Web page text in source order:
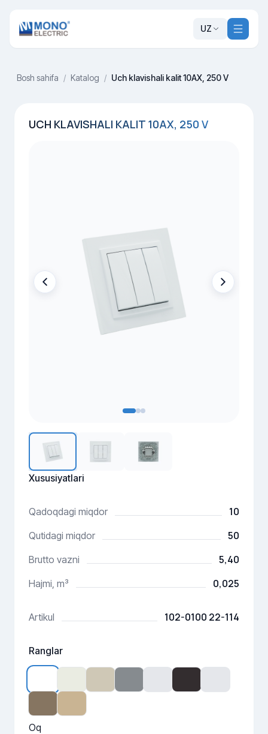
UZ
Bosh sahifa / Katalog / Uch klavishali kalit 10AX, 250 V
UCH KLAVISHALI KALIT 10AX, 250 V
Xususiyatlari
Qadoqdagi miqdor 10
Qutidagi miqdor 50
Brutto vazni 5,40
Hajmi, m³ 0,025
Artikul 102-0100 22-114
Ranglar
Oq